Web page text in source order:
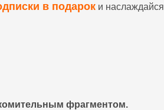
в подарок и наслаждайся
фрагментом.